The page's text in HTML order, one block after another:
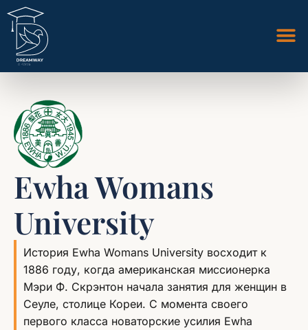
Ewha Womans
University
История Ewha Womans University восходит к
1886 году, когда американская миссионерка
Мэри Ф. Скрэнтон начала занятия для женщин в
Сеуле, столице Кореи. С момента своего
первого класса новаторские усилия Ewha